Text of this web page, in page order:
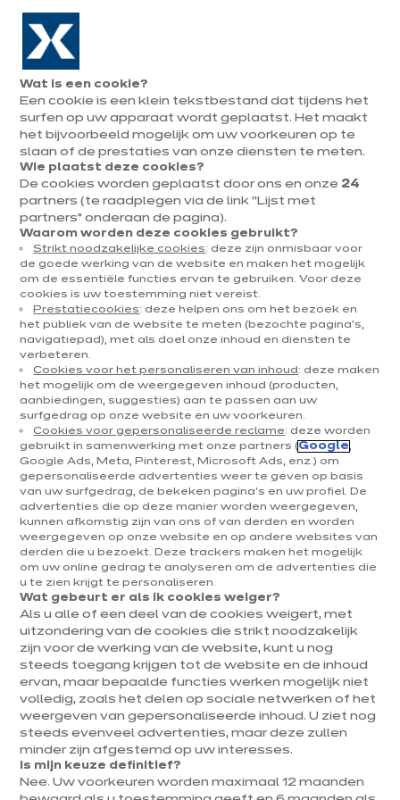
Naar de navigatie gaan
Naar de hoofdinhoud gaan
Menu
openen
winkels
Afspraak
maken
U
bevindt
zich
hier:
Home Onze keukens Per categorie Onze toonzaalkeukens [Translate to
Contact
Brochure downloaden
Afspraak maken
Keukens & inrichting
Onze keukens
Keukeninspiratie
Interieurs
Jouw project
Over ixina
Werken bij ixina
Nieuwsbrief
Ontdek al ons nieuws
Wat is een cookie?
Een cookie is een klein tekstbestand dat tijdens het
surfen op uw apparaat wordt geplaatst. Het maakt
het bijvoorbeeld mogelijk om uw voorkeuren op te
slaan of de prestaties van onze diensten te meten.
Wie plaatst deze cookies?
De cookies worden geplaatst door ons en onze 24
partners (te raadplegen via de link “Lijst met
partners” onderaan de pagina).
Waarom worden deze cookies gebruikt?
Strikt noodzakelijke cookies: deze zijn onmisbaar voor
de goede werking van de website en maken het mogelijk
om de essentiële functies ervan te gebruiken. Voor deze
cookies is uw toestemming niet vereist.
Prestatiecookies: deze helpen ons om het bezoek en
het publiek van de website te meten (bezochte pagina's,
navigatiepad), met als doel onze inhoud en diensten te
verbeteren.
Cookies voor het personaliseren van inhoud : deze maken
het mogelijk om de weergegeven inhoud (producten,
aanbiedingen, suggesties) aan te passen aan uw
surfgedrag op onze website en uw voorkeuren.
Cookies voor gepersonaliseerde reclame: deze worden
gebruikt in samenwerking met onze partners (Google,
Google Ads, Meta, Pinterest, Microsoft Ads, enz.) om
gepersonaliseerde advertenties weer te geven op basis
van uw surfgedrag, de bekeken pagina's en uw profiel. De
advertenties die op deze manier worden weergegeven,
kunnen afkomstig zijn van ons of van derden en worden
weergegeven op onze website en op andere websites van
derden die u bezoekt. Deze trackers maken het mogelijk
om uw online gedrag te analyseren om de advertenties die
u te zien krijgt te personaliseren.
Wat gebeurt er als ik cookies weiger?
Als u alle of een deel van de cookies weigert, met
uitzondering van de cookies die strikt noodzakelijk
zijn voor de werking van de website, kunt u nog
steeds toegang krijgen tot de website en de inhoud
ervan, maar bepaalde functies werken mogelijk niet
volledig, zoals het delen op sociale netwerken of het
weergeven van gepersonaliseerde inhoud. U ziet nog
steeds evenveel advertenties, maar deze zullen
minder zijn afgestemd op uw interesses.
Is mijn keuze definitief?
Nee. Uw voorkeuren worden maximaal 12 maanden